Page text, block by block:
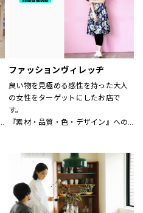
す。（カラーにより異なります）
ショップでは、パンツフィッターが
一人ひとりに合わせたパンツ探しの
お手伝いや、きれいに見えるはき方
をアドバイスいたします。
どうぞお気軽にお声掛け下さい。
ファッションヴィレッヂ
良い物を見極める感性を持った大人
の女性をターゲットにしたお店で
す。
『素材・品質・色・デザイン』への
毎日着れるシンプルなものからデザ
インにこだわった商品、そして最新
のお値打ちファッションも用意して
います。